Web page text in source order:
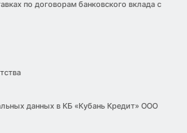
по договорам банковского вклада с
данных в КБ «Кубань Кредит» ООО